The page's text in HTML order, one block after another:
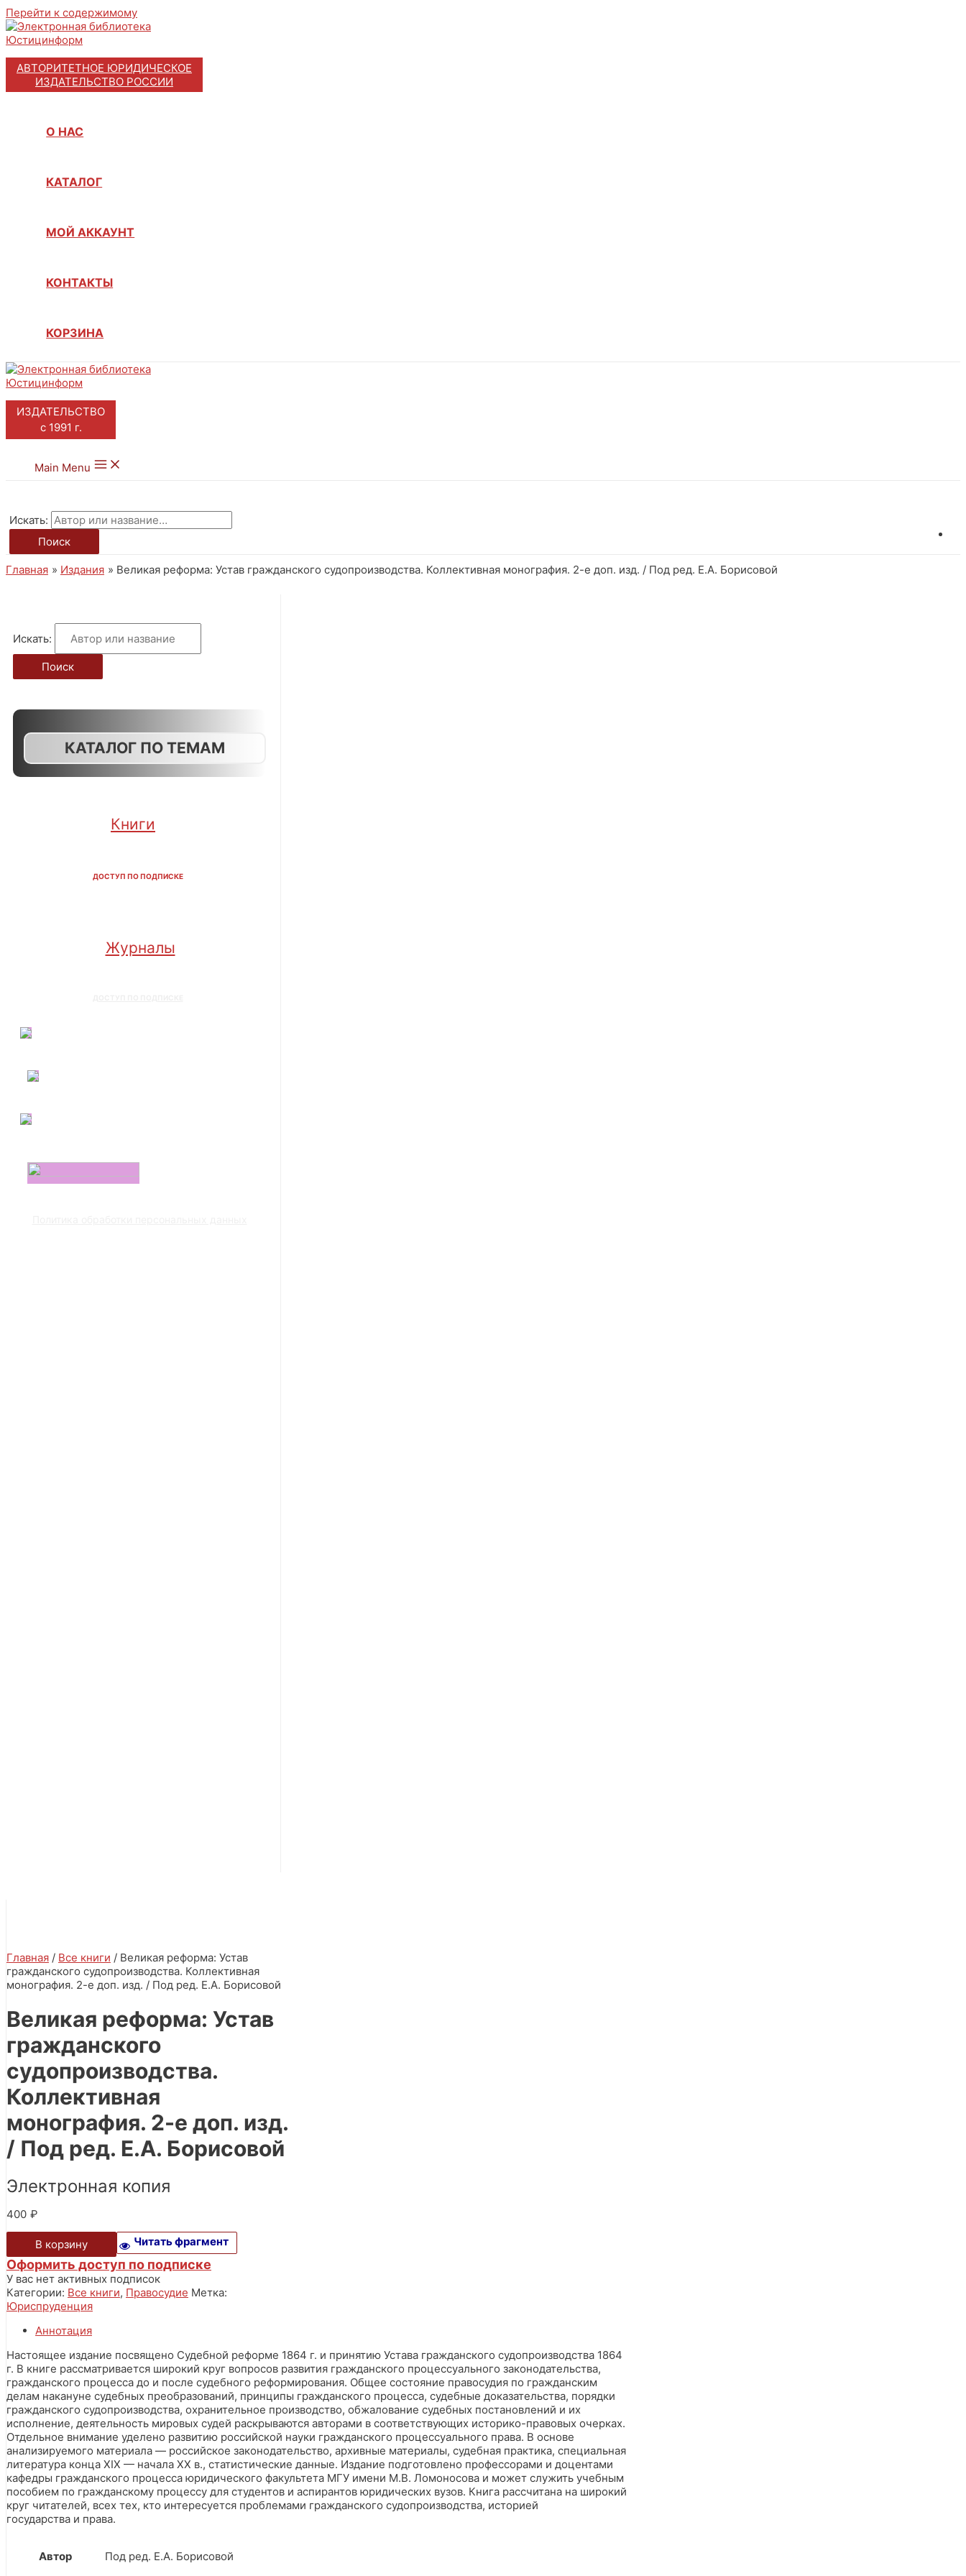
Перейти к содержимому
АВТОРИТЕТНОЕ ЮРИДИЧЕСКОЕ
ИЗДАТЕЛЬСТВО РОССИИ
О НАС
КАТАЛОГ
МОЙ АККАУНТ
КОНТАКТЫ
КОРЗИНА
ИЗДАТЕЛЬСТВО
с 1991 г.
Main Menu
Искать:
Поиск
Главная Издания Великая реформа: Устав гражданского судопроизводства. Коллективная монография. 2-е доп. изд. / Под ред. Е.А. Борисовой
Искать:
Поиск
КАТАЛОГ ПО ТЕМАМ
Книги
ДОСТУП ПО ПОДПИСКЕ
Журналы
Главная / Все книги / Великая реформа: Устав
гражданского судопроизводства. Коллективная
монография. 2-е доп. изд. / Под ред. Е.А. Борисовой
Великая реформа: Устав
гражданского
судопроизводства.
Коллективная
монография. 2-е доп. изд.
/ Под ред. Е.А. Борисовой
Электронная копия
400 ₽
В корзину Читать фрагмент
Оформить доступ по подписке
У вас нет активных подписок
Категории: Все книги, Правосудие Метка:
Юриспруденция
Аннотация
Настоящее издание посвящено Судебной реформе 1864 г. и принятию Устава гражданского судопроизводства 1864
г. В книге рассматривается широкий круг вопросов развития гражданского процессуального законодательства,
гражданского процесса до и после судебного реформирования. Общее состояние правосудия по гражданским
делам накануне судебных преобразований, принципы гражданского процесса, судебные доказательства, порядки
гражданского судопроизводства, охранительное производство, обжалование судебных постановлений и их
исполнение, деятельность мировых судей раскрываются авторами в соответствующих историко-правовых очерках.
Отдельное внимание уделено развитию российской науки гражданского процессуального права. В основе
анализируемого материала — российское законодательство, архивные материалы, судебная практика, специальная
литература конца ХIX — начала XX в., статистические данные. Издание подготовлено профессорами и доцентами
кафедры гражданского процесса юридического факультета МГУ имени М.В. Ломоносова и может служить учебным
пособием по гражданскому процессу для студентов и аспирантов юридических вузов. Книга рассчитана на широкий
круг читателей, всех тех, кто интересуется проблемами гражданского судопроизводства, историей
государства и права.
Автор Под ред. Е.А. Борисовой